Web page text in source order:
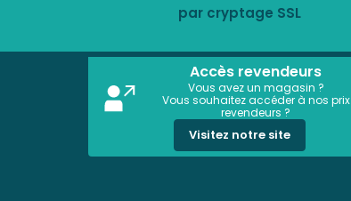
par cryptage SSL
Accès revendeurs
Vous avez un magasin ?
Vous souhaitez accéder à nos prix
revendeurs ?
Visitez notre site